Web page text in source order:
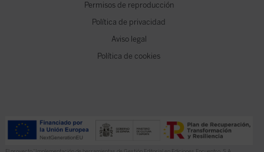
Permisos de reproducción
Política de privacidad
Aviso legal
Política de cookies